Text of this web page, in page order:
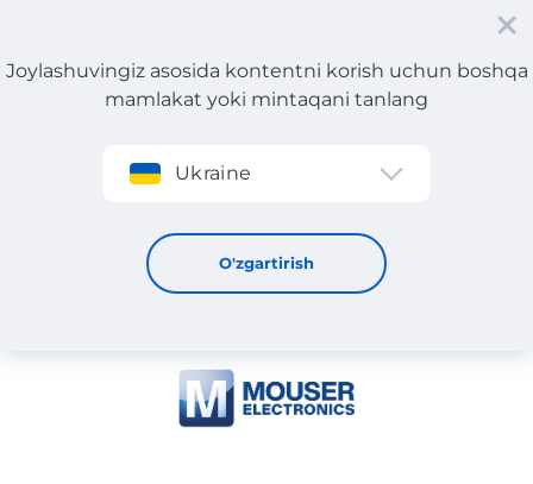
Roʻyxatdan oʻtish
Joylashuvingiz asosida kontentni korish uchun boshqa
mamlakat yoki mintaqani tanlang
Ukraine
O'zgartirish
MOUSER ELECTRONICS